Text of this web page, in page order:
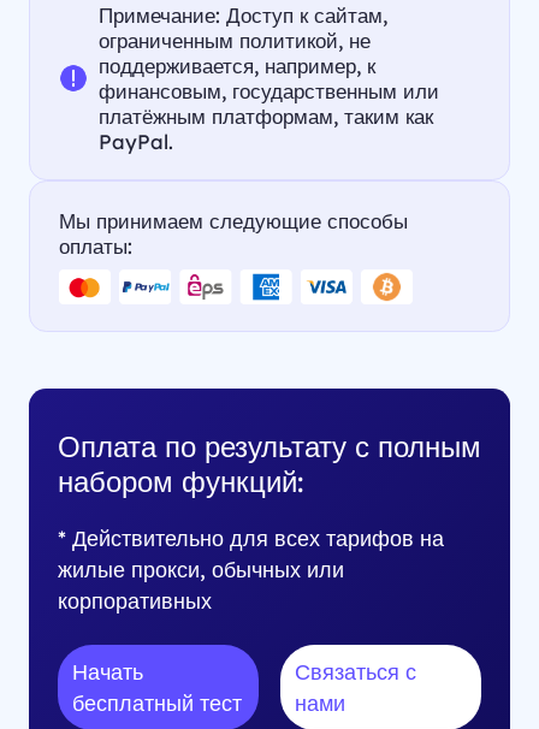
Примечание: Доступ к сайтам,
ограниченным политикой, не
поддерживается, например, к
финансовым, государственным или
платёжным платформам, таким как
PayPal.
Мы принимаем следующие способы
оплаты:
Оплата по результату с полным
набором функций:
* Действительно для всех тарифов на
жилые прокси, обычных или
корпоративных
Начать
бесплатный тест
Связаться с
нами